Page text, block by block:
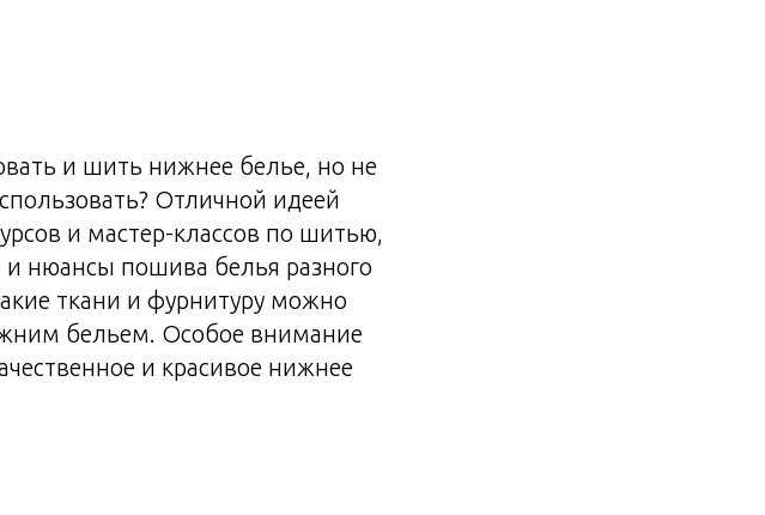
и шить нижнее белье, но не
Отличной идеей
и мастер-классов по шитью,
и нюансы пошива белья разного
ткани и фурнитуру можно
бельем. Особое внимание
и красивое нижнее